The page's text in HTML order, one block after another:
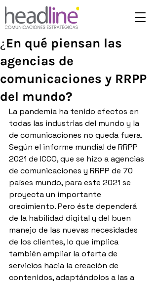
¿En qué piensan las
agencias de
comunicaciones y RRPP
del mundo?
La pandemia ha tenido efectos en
todas las industrias del mundo y la
de comunicaciones no queda fuera.
Según el informe mundial de RRPP
2021 de ICCO, que se hizo a agencias
de comunicaciones y RRPP de 70
países mundo, para este 2021 se
proyecta un importante
crecimiento. Pero éste dependerá
de la habilidad digital y del buen
manejo de las nuevas necesidades
de los clientes, lo que implica
también ampliar la oferta de
servicios hacia la creación de
contenidos, adaptándolos a las a